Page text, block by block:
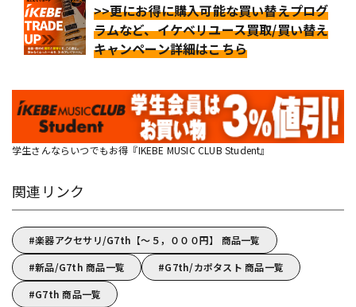
>>更にお得に購入可能な買い替えプログ
ラムなど、イケベリユース買取/買い替え
キャンペーン詳細はこちら
学生さんならいつでもお得『IKEBE MUSIC CLUB Student』
関連リンク
楽器アクセサリ/G7th【～５，０００円】 商品一覧
新品/G7th 商品一覧
G7th/カポタスト 商品一覧
G7th 商品一覧